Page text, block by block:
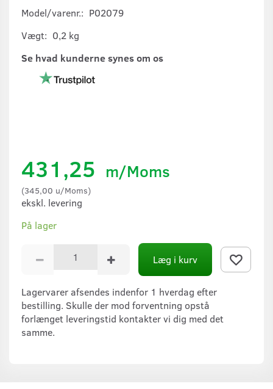
Model/varenr.: P02079
Vægt: 0,2 kg
Se hvad kunderne synes om os
431,25 m/Moms
(345,00 u/Moms)
ekskl. levering
På lager
Læg i kurv
Lagervarer afsendes indenfor 1 hverdag efter
bestilling. Skulle der mod forventning opstå
forlænget leveringstid kontakter vi dig med det
samme.